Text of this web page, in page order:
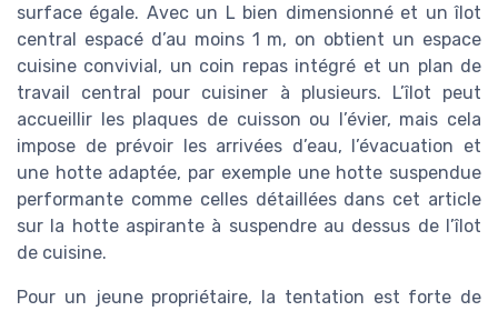
surface égale. Avec un L bien dimensionné et un îlot
central espacé d’au moins 1 m, on obtient un espace
cuisine convivial, un coin repas intégré et un plan de
travail central pour cuisiner à plusieurs. L’îlot peut
accueillir les plaques de cuisson ou l’évier, mais cela
impose de prévoir les arrivées d’eau, l’évacuation et
une hotte adaptée, par exemple une hotte suspendue
performante comme celles détaillées dans cet article
sur la hotte aspirante à suspendre au dessus de l’îlot
de cuisine.
Pour un jeune propriétaire, la tentation est forte de